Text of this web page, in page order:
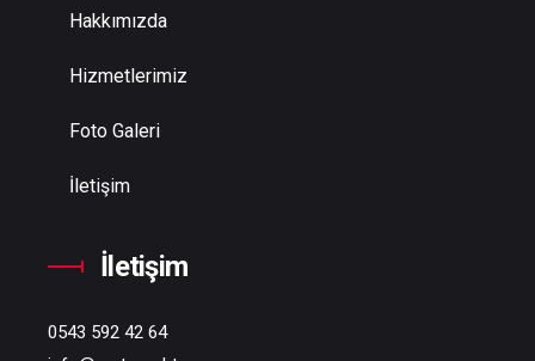
Hakkımızda
Hizmetlerimiz
Foto Galeri
İletişim
İletişim
0543 592 42 64